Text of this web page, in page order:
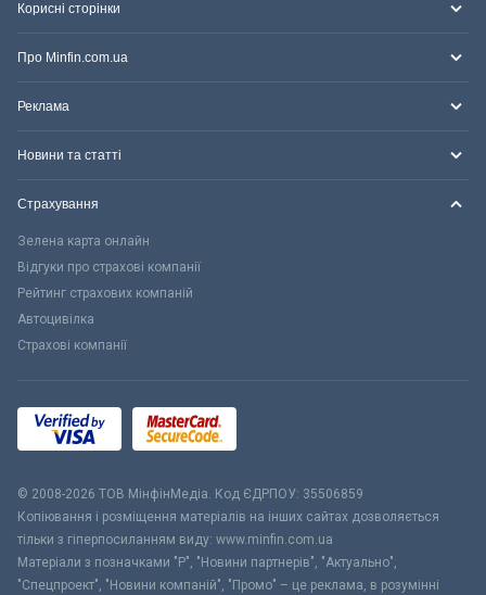
Корисні сторінки
Про Minfin.com.ua
Реклама
Новини та статті
Страхування
Зелена карта онлайн
Відгуки про страхові компанії
Рейтинг страхових компаній
Автоцивілка
Страхові компанії
© 2008-2026 ТОВ МiнфiнМедiа. Код ЄДРПОУ: 35506859
Копіювання і розміщення матеріалів на інших сайтах дозволяється
тільки з гіперпосиланням виду: www.minfin.com.ua
Матеріали з позначками "Р", "Новини партнерів", "Актуально",
"Спецпроект", "Новини компаній", "Промо" – це реклама, в розумінні